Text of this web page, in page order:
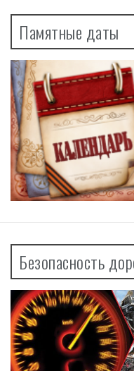
Памятные даты
Безопасность